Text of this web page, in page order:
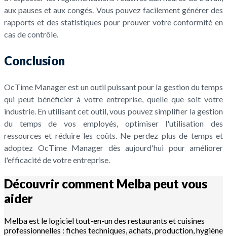
aux pauses et aux congés. Vous pouvez facilement générer des
rapports et des statistiques pour prouver votre conformité en
cas de contrôle.
Conclusion
OcTime Manager est un outil puissant pour la gestion du temps
qui peut bénéficier à votre entreprise, quelle que soit votre
industrie. En utilisant cet outil, vous pouvez simplifier la gestion
du temps de vos employés, optimiser l'utilisation des
ressources et réduire les coûts. Ne perdez plus de temps et
adoptez OcTime Manager dès aujourd'hui pour améliorer
l'efficacité de votre entreprise.
Découvrir comment Melba peut vous
aider
Melba est le logiciel tout-en-un des restaurants et cuisines
professionnelles : fiches techniques, achats, production, hygiène